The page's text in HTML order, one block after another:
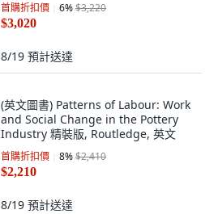
首購折扣價 6%$3,220
$3,020
8/19 預計送達
(英文圖書) Patterns of Labour: Work
and Social Change in the Pottery
Industry 精裝版, Routledge, 英文
首購折扣價 8%$2,410
$2,210
8/19 預計送達